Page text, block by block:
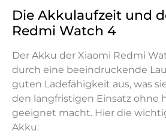
Die Akkulaufzeit und
Redmi Watch 4
Der Akku der Xiaomi Redmi
durch eine beeindruckende
guten Ladefähigkeit aus, was
den langfristigen Einsatz ohne
geeignet macht. Hier die
Akku: